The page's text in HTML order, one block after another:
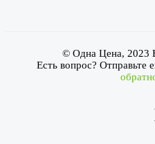
© Одна Цена, 2023
Есть вопрос?